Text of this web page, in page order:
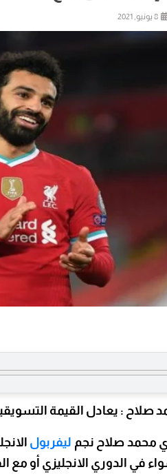
القيمة التسويقية لـ أغلى 10 فرق
محمد صلاح نجم ليفربول
في الدوري الانجليزي أو مع